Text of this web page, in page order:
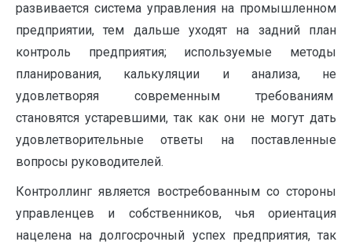
развивается система управления на промышленном
предприятии, тем дальше уходят на задний план
контроль предприятия; используемые методы
планирования, калькуляции и анализа, не
удовлетворяя современным требованиям
становятся устаревшими, так как они не могут дать
удовлетворительные ответы на поставленные
вопросы руководителей.
Контроллинг является востребованным со стороны
управленцев и собственников, чья ориентация
нацелена на долгосрочный успех предприятия, так